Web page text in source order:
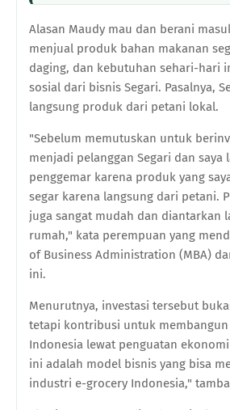
Alasan Maudy mau dan berani
menjual produk bahan makanan
daging, dan kebutuhan sehari-hari
sosial dari bisnis Segari. Pasalnya,
langsung produk dari petani lokal.
"Sebelum memutuskan untuk
menjadi pelanggan Segari dan saya
penggemar karena produk yang
segar karena langsung dari petani.
juga sangat mudah dan diantarkan
rumah," kata perempuan yang
of Business Administration (MBA)
ini.
Menurutnya, investasi tersebut
tetapi kontribusi untuk membangun
Indonesia lewat penguatan
ini adalah model bisnis yang bisa
industri e-grocery Indonesia,"